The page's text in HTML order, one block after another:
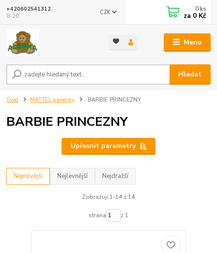
Menu
CZK
Hledat
+420602541312
8-20
0 ks
za 0 Kč
Úvod MATTEL panenky BARBIE PRINCEZNY
BARBIE PRINCEZNY
Upřesnit parametry
Nejnovější Nejlevnější Nejdražší
Zobrazuji 1-14 z 14
strana z 1